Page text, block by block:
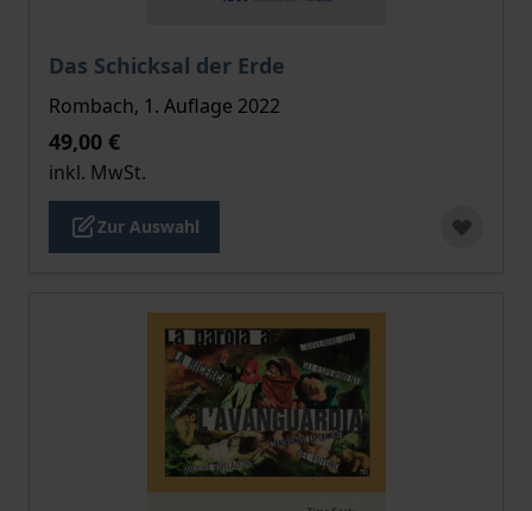
Das Schicksal der Erde
Der Preis dieses Titels richtet sich nach der
Rombach, 1. Auflage 2022
49,00 €
inkl. MwSt.
Zur Auswahl